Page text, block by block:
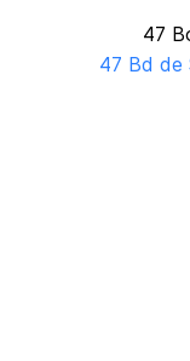
47
47 Bd de